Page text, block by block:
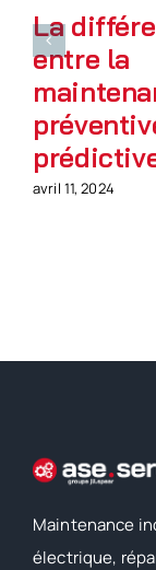
La
entre la
avril 11, 2024
Maintenance
électrique,